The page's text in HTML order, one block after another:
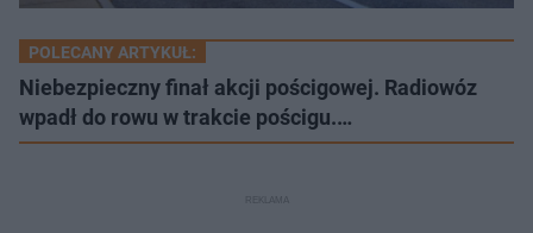
POLECANY ARTYKUŁ:
Niebezpieczny finał akcji pościgowej. Radiowóz
wpadł do rowu w trakcie pościgu.…